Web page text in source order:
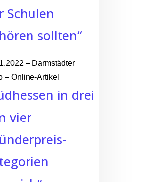
Schulen
sollten“
– Darmstädter
– Online-Artikel
in drei
vier